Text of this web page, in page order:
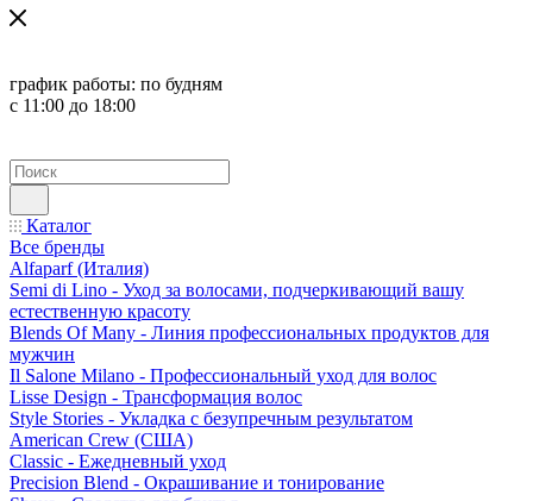
график работы: по будням
с 11:00 до 18:00
Каталог
Все бренды
Alfaparf (Италия)
Semi di Lino - Уход за волосами, подчеркивающий вашу
естественную красоту
Blends Of Many - Линия профессиональных продуктов для
мужчин
Il Salone Milano - Профессиональный уход для волос
Lisse Design - Трансформация волос
Style Stories - Укладка с безупречным результатом
American Crew (США)
Classic - Ежедневный уход
Precision Blend - Окрашивание и тонирование